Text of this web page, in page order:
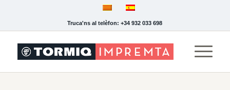
Truca'ns al telèfon: +34 932 033 698